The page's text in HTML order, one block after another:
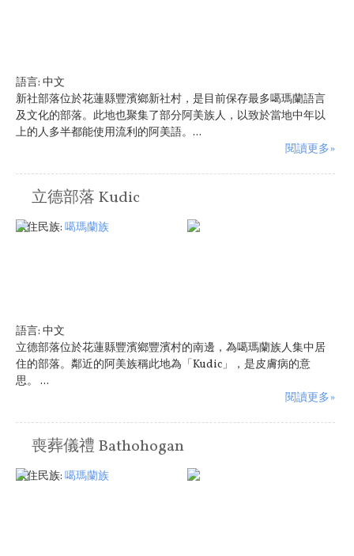
語言: 中文
新社部落位於花蓮縣豐濱鄉新社村，是目前保存最多噶瑪蘭語言
及文化的部落。此地也聚集了部分阿美族人，以致於當地中年以
上的人多半都能使用流利的阿美語。...
閱讀更多»
立德部落 Kudic
原住民族: 噶瑪蘭族
語言: 中文
立德部落位於花蓮縣豐濱鄉豐濱村的南邊，為噶瑪蘭族人集中居
住的部落。鄰近的阿美族稱此地為「Kudic」，是皮膚病的意
思。 ...
閱讀更多»
喪葬儀禮 Bathohogan
原住民族: 噶瑪蘭族